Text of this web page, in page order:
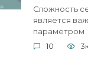
Сложность
является
параметром
10